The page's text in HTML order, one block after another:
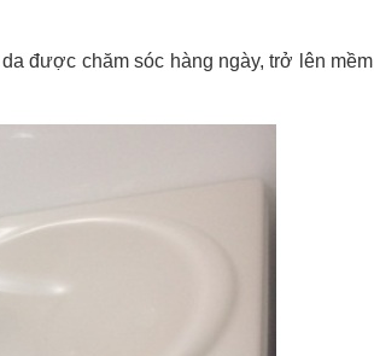
được chăm sóc hàng ngày, trở lên mềm